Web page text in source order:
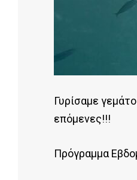
Γυρίσαμε
επόμενες!!!
Πρόγραμμα